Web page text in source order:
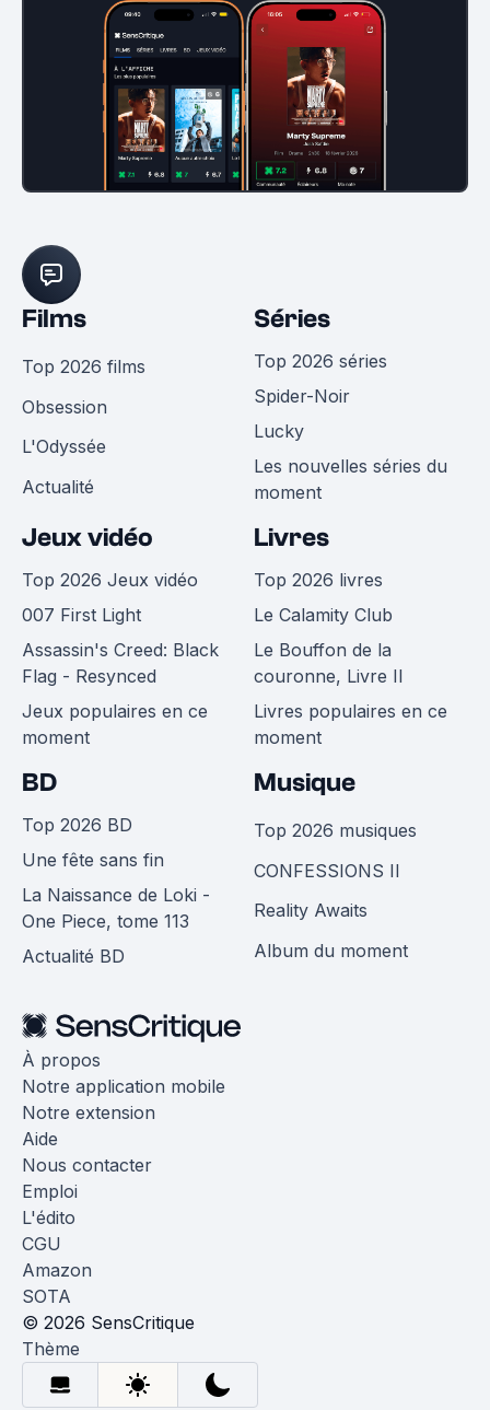
Films
Top 2026 films
Obsession
L'Odyssée
Actualité
Séries
Top 2026 séries
Spider-Noir
Lucky
Les nouvelles séries du
moment
Jeux vidéo
Top 2026 Jeux vidéo
007 First Light
Assassin's Creed: Black
Flag - Resynced
Jeux populaires en ce
moment
Livres
Top 2026 livres
Le Calamity Club
Le Bouffon de la
couronne, Livre II
Livres populaires en ce
moment
BD
Top 2026 BD
Une fête sans fin
La Naissance de Loki -
One Piece, tome 113
Actualité BD
Musique
Top 2026 musiques
CONFESSIONS II
Reality Awaits
Album du moment
À propos
Notre application mobile
Notre extension
Aide
Nous contacter
Emploi
L'édito
CGU
Amazon
SOTA
© 2026 SensCritique
Thème